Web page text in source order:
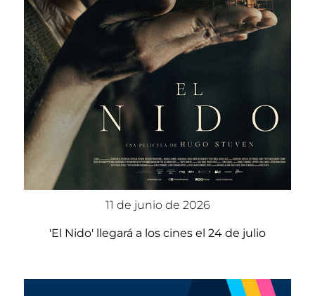
11 de junio de 2026
'El Nido' llegará a los cines el 24 de julio